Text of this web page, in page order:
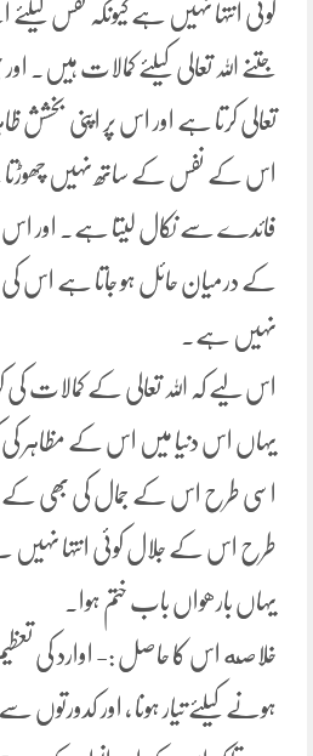
کوئی انتہا نہیں ہے کیونکہ نفس
جتنے اللہ تعالی کیلئے کمالات ہیں۔
تعالی کرتا ہے اور اس پر اپنی بخشش
اس کے نفس کے ساتھ نہیں
فائدے سے نکال لیتا ہے۔ اور
کے درمیان حائل ہو جاتا ہے اس کی
نہیں ہے۔
اس لیے کہ اللہ تعالی کے کمالات کی
یہاں اس دنیا میں اس کے مظاہر کی
اسی طرح اس کے جمال کی بھی کے
طرح اس کے جلال کوئی انتہا نہیں
یہاں بارھواں باب ختم ہوا۔
خلاصه اس کا حاصل :- اوارد کی
ہونے کیلئے تیار ہونا ، اور کدورتوں